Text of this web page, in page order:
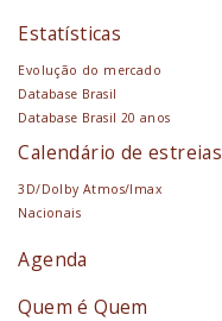
Estatísticas
Evolução do mercado
Database Brasil
Database Brasil 20 anos
Calendário de estreias
3D/Dolby Atmos/Imax
Nacionais
Agenda
Quem é Quem